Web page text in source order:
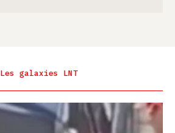
Les galaxies LNT